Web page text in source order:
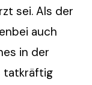
sei. Als der
auch
in der
tatkräftig